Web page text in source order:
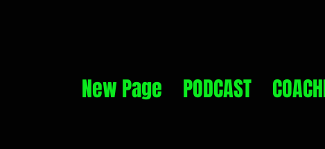
New Page PODCAST